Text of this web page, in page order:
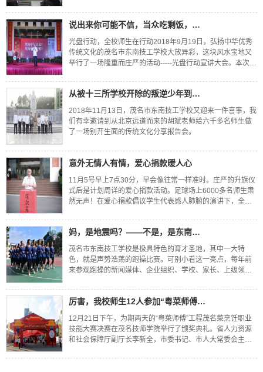
京千秋业教育顾问公司的资深
说出来你可能不信，当众吃剩饭，还赢得6000多人的尊重
光盘行动，全校师生在行动2018年9月19日，弘扬中华优秀
传统文化的茂名市东南技工学校大放异彩，这块风水宝地又
举行了一场隆重而庄严的活动-----光盘行动宣讲大会。本次宣
师主讲，全校六千多名师生参与
从被十三所学校开除的叛逆少年到著名传统文化讲师，他经历了什么
2018年11月13日，茂名市东南技工学校又迎来一件喜事，我
们有幸邀请到从北京远道而来的胡斌老师给六千多名师生做
了一场别开生面的传统文化分享报告会。
意外无情人有情，爱心捐款暖人心
11月5号早上7点30分，早会像往常一样准时。庄严的升旗仪
式后是计划周详的爱心捐款活动。足球场上6000多名师生肃
然无声！在爱心捐款倡议学生代表感人肺腑的演讲下，全校
妈，是地震吗？——不是，是东南技工学校在举行跑操比赛
茂名市东南技工学校是极具特色的育才圣地，其中一大特
色，就是声势浩荡的跑操比赛。可别小看这一亮点，每年前
来参观跑操的新闻媒体、企业组织、学校、家长、上级领导
体育工作会议精神，进一步增强学生体质，营造生
厉害，我校师生12人参加“粤菜师傅”茂名菜烹饪职业技能大赛，
12月21日下午，为期两天的“粤菜师傅”工程茂名菜烹饪职业
技能大赛决赛在茂名技师学院举行了颁奖典礼。省人力资源
和社会保障厅副厅长李新全，市委书记、市人大常委会主任
奕奕、市政协副主席董晓璐等出席并为获